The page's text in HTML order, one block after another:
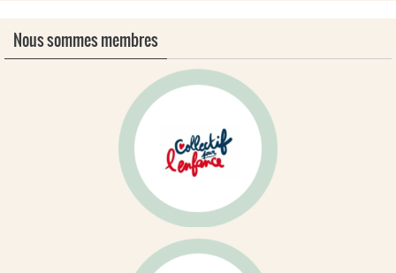
Nous sommes membres